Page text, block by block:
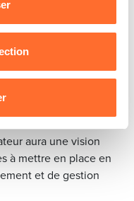
amenés à traiter
consulter notre
House of
une montée
aura une vision
à mettre en place en
et de gestion